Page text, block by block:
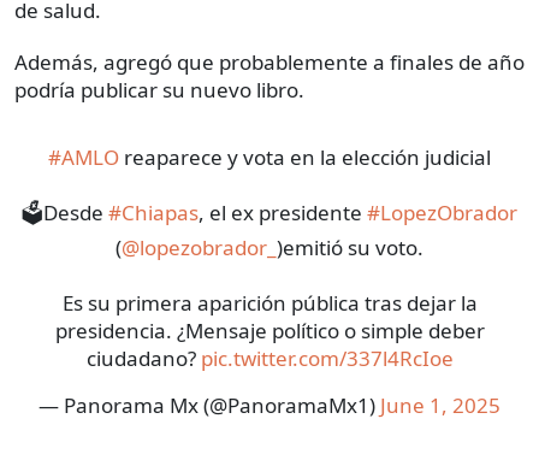
de salud.
Además, agregó que probablemente a finales de año
podría publicar su nuevo libro.
#AMLO reaparece y vota en la elección judicial
🗳️Desde #Chiapas, el ex presidente #LopezObrador
(@lopezobrador_ )emitió su voto.
Es su primera aparición pública tras dejar la
presidencia. ¿Mensaje político o simple deber
ciudadano? pic.twitter.com/337l4RcIoe
— Panorama Mx (@PanoramaMx1) June 1, 2025